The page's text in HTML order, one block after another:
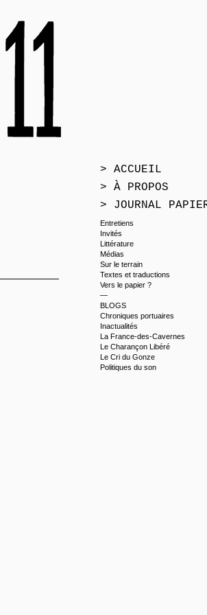
> ACCUEIL
> À PROPOS
> JOURNAL
Entretiens
Invités
Littérature
Médias
Sur le terrain
Textes et traductions
Vers le papier ?
—
BLOGS
Chroniques portuaires
Inactualités
La France-des-Cavernes
Le Charançon Libéré
Le Cri du Gonze
Politiques du son